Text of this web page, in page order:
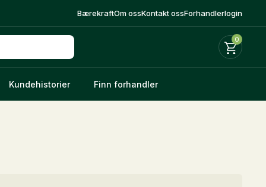
BærekraftOm ossKontakt ossForhandlerlogin
0
Kundehistorier Finn forhandler